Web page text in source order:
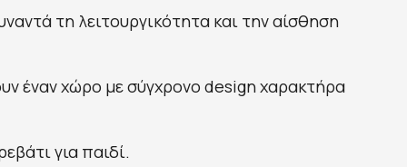
τη λειτουργικότητα και την αίσθηση
έναν χώρο με σύγχρονο design χαρακτήρα
για παιδί.